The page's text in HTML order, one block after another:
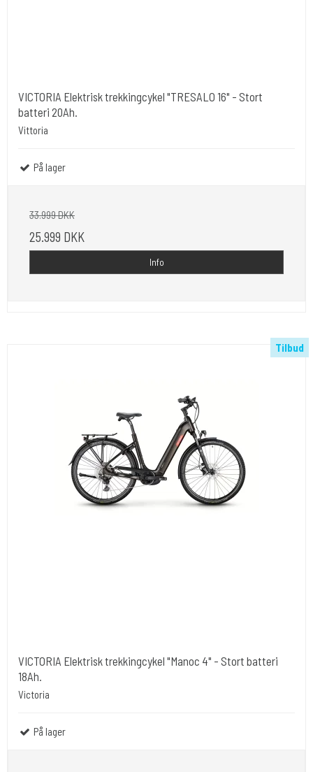
VICTORIA Elektrisk trekkingcykel "TRESALO 16" - Stort
batteri 20Ah.
Vittoria
På lager
33.999 DKK
25.999 DKK
Info
Tilbud
VICTORIA Elektrisk trekkingcykel "Manoc 4" - Stort batteri
18Ah.
Victoria
På lager